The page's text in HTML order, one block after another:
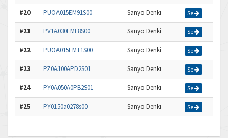
#20 PUOA015EM91S00 Sanyo Denki Se
#21 PV1A030EMF8S00 Sanyo Denki Se
#22 PUOA015EMT1S00 Sanyo Denki Se
#23 PZ0A100APD2S01 Sanyo Denki Se
#24 PY0A050A0PB2S01 Sanyo Denki Se
#25 PY0150a0278s00 Sanyo Denki Se